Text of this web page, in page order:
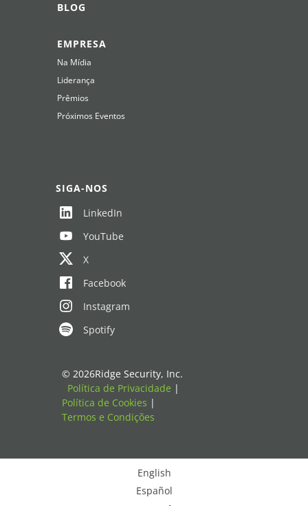
BLOG
EMPRESA
Na Mídia
Liderança
Prêmios
Próximos Eventos
SIGA-NOS
LinkedIn
YouTube
X
Facebook
Instagram
Spotify
© 2026Ridge Security, Inc.
Política de Privacidade |
Política de Cookies |
Termos e Condições
English
Español